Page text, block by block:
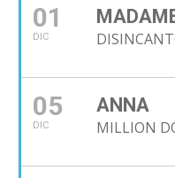
01
DIC
05
DIC
ANNA
MILLION